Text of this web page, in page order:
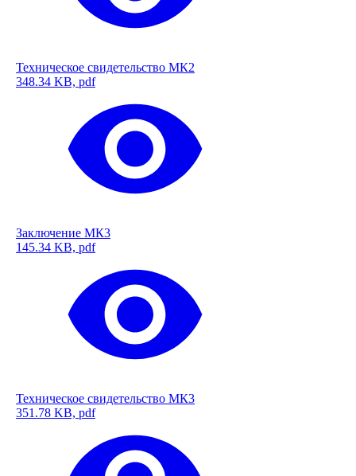
Техническое свидетельство МК2
348.34 KB, pdf
Заключение МК3
145.34 KB, pdf
Техническое свидетельство МК3
351.78 KB, pdf